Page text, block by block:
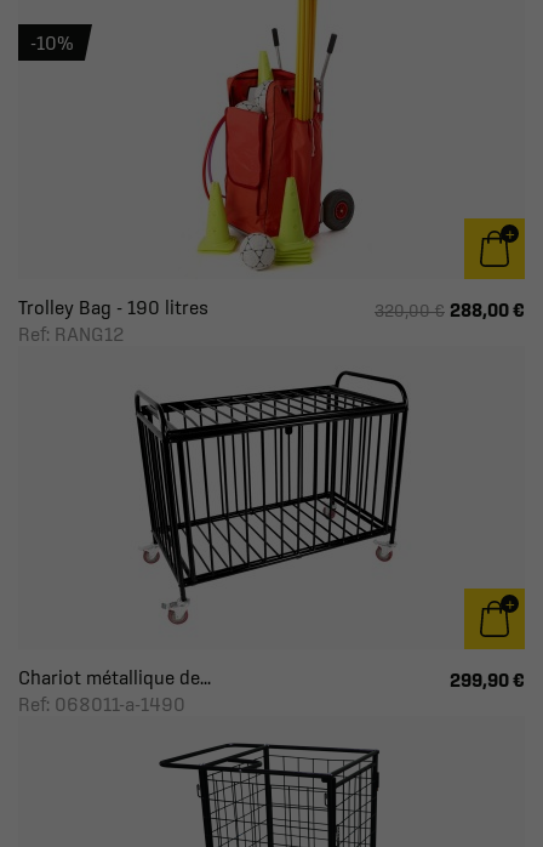
Trolley Bag - 190 litres
Ref: RANG12
320,00 € 288,00 €
-10%
Chariot métallique de...
Ref: 068011-a-1490
299,90 €